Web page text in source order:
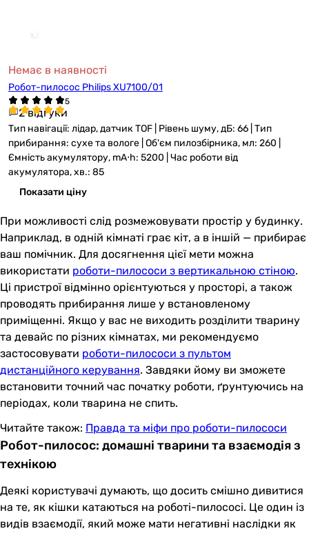
Немає в наявності
Робот-пилосос Philips XU7100/01
2 відгуки
Тип навігації: лідар, датчик TOF | Рівень шуму, дБ: 66 | Тип
прибирання: сухе та вологе | Об'єм пилозбірника, мл: 260 |
Ємність акумулятору, mА⋅h: 5200 | Час роботи від
акумулятора, хв.: 85
Показати ціну
При можливості слід розмежовувати простір у будинку.
Наприклад, в одній кімнаті грає кіт, а в іншій — прибирає
ваш помічник. Для досягнення цієї мети можна
використати роботи-пилососи з вертикальною стіною.
Ці пристрої відмінно орієнтуються у просторі, а також
проводять прибирання лише у встановленому
приміщенні. Якщо у вас не виходить розділити тварину
та девайс по різних кімнатах, ми рекомендуємо
застосовувати роботи-пилососи з пультом
дистанційного керування. Завдяки йому ви зможете
встановити точний час початку роботи, ґрунтуючись на
періодах, коли тварина не спить.
Читайте також: Правда та міфи про роботи-пилососи
Робот-пилосос: домашні тварини та взаємодія з
технікою
Деякі користувачі думають, що досить смішно дивитися
на те, як кішки катаються на роботі-пилососі. Це один із
видів взаємодії, який може мати негативні наслідки як